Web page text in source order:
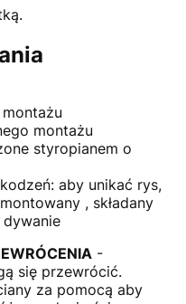
montażu
styropianem o
aby unikać rys,
, składany
dywanie
-
się przewrócić.
za pomocą aby